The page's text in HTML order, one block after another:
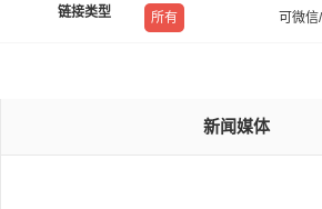
链接类型 所有 可微
新闻媒体